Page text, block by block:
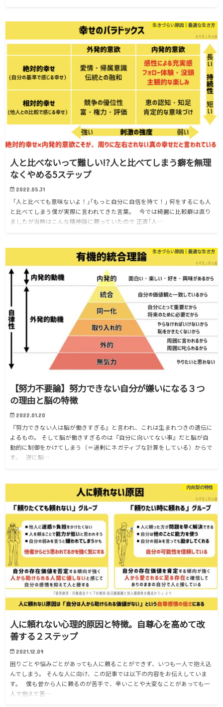
生きづらい原因｜最適な生き方
人と比べないって難しい!?人と比べてしまう癖を無理
なくやめる5ステップ
2022.05.31
｢人と比べても意味ないよ！｣｢もっと自分に自信を持て！｣ 何をするにも人
と比べてしまう僕が実際に言われてきた言葉。 今では綺麗に比較癖は直り
ましたが当時はこんな精神論に頼っていたので 正直｢人…
生きづらい原因｜最適な生き方
【努力不要論】努力できない自分が嫌いになる３つ
の理由と脳の特徴
2022.01.20
『努力できない人は脳が働きすぎる』と言われ、これは生まれつきの遺伝に
よるもの。 そして脳が働きすぎるのは『自分に向いてない事』だと脳が自
動的に制御をかけてしまう（＝過剰にネガティブな計算をしている）からで
す。 逆に脳…
内向型の特性
人に頼れない心理的原因と特徴。自尊心を高めて改
善する２ステップ
2021.12.09
困りごとや悩みごとがあっても人に頼ることができず、いつも一人で抱え込
んでしまう。 そんな人に向け、この記事では以下の内容をお伝えしていま
す。 僕も昔から人に頼るのが苦手で、辛いことや大変なことがあっても一
人で抱えて苦…